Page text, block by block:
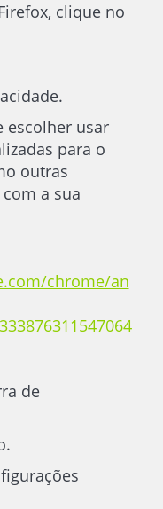
clique no
escolher usar
para o
outras
a sua
chrome/an
de